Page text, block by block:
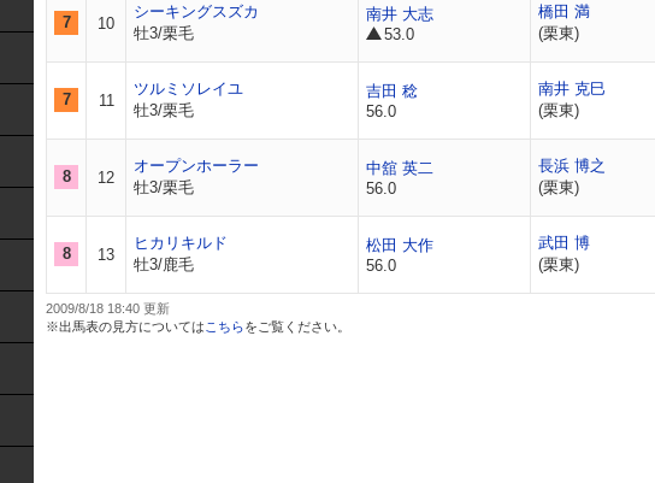
7 10
シーキングスズカ
牡3/栗毛
南井 大志
53.0
橋田 満
(栗東)
7 11
ツルミソレイユ
牡3/栗毛
吉田 稔
56.0
南井 克巳
(栗東)
8 12
オープンホーラー
牡3/栗毛
中舘 英二
56.0
長浜 博之
(栗東)
8 13
ヒカリキルド
牡3/鹿毛
松田 大作
56.0
武田 博
(栗東)
2009/8/18 18:40
※出馬表の見方については こちらをご覧ください。